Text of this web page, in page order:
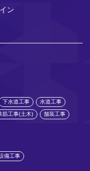
ン
下水道工事 水道工事
筋工事(土木) 舗装工事
備工事